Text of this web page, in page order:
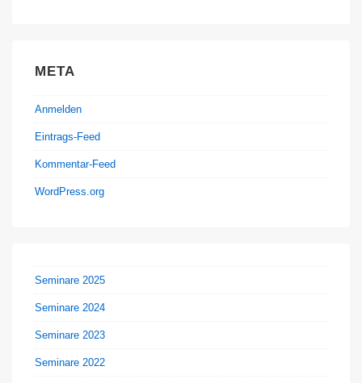
META
Anmelden
Eintrags-Feed
Kommentar-Feed
WordPress.org
Seminare 2025
Seminare 2024
Seminare 2023
Seminare 2022